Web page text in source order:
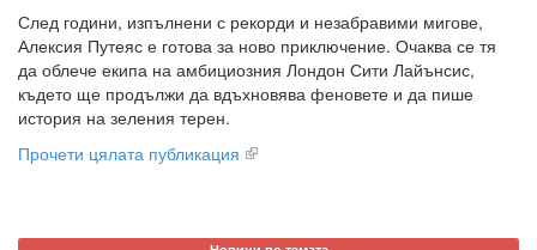
След години, изпълнени с рекорди и незабравими мигове,
Алексия Путеяс е готова за ново приключение. Очаква се тя
да облече екипа на амбициозния Лондон Сити Лайънсис,
където ще продължи да вдъхновява феновете и да пише
история на зеления терен.
Прочети цялата публикация